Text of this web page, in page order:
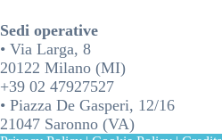
Sedi operative
• Via Larga, 8
20122 Milano (MI)
+39 02 47927527
• Piazza De Gasperi, 12/16
21047 Saronno (VA)